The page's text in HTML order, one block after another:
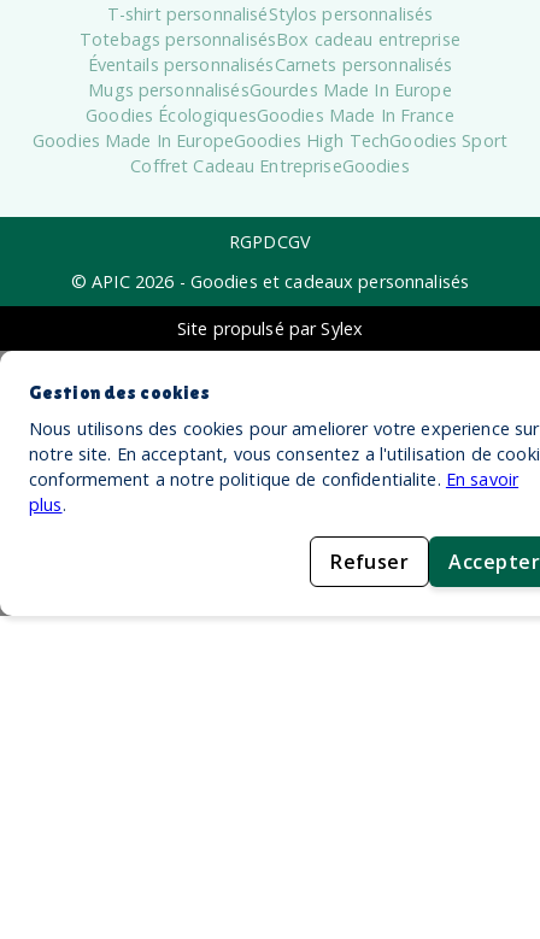
T-shirt personnaliséStylos personnalisés
Totebags personnalisésBox cadeau entreprise
Éventails personnalisésCarnets personnalisés
Mugs personnalisésGourdes Made In Europe
Goodies ÉcologiquesGoodies Made In France
Goodies Made In EuropeGoodies High TechGoodies Sport
Coffret Cadeau EntrepriseGoodies
RGPDCGV
© APIC 2026 - Goodies et cadeaux personnalisés
Site propulsé par Sylex
Gestion des cookies
Nous utilisons des cookies pour ameliorer votre experience sur
notre site. En acceptant, vous consentez a l'utilisation de
conformement a notre politique de confidentialite. En savoir
plus.
Refuser Accepter